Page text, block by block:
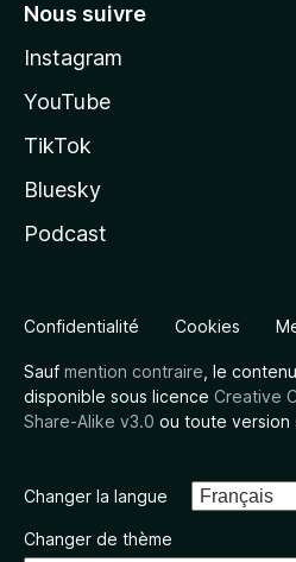
Nous suivre
Instagram
YouTube
TikTok
Bluesky
Podcast
Confidentialité Cookies
Sauf mention contraire , le
disponible sous licence Creative
Share-Alike v3.0 ou toute version
Changer la langue
Changer de thème